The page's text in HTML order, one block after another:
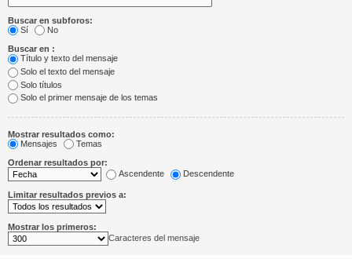
Buscar en subforos:
Sí
No
Buscar en :
Título y texto del mensaje
Solo el texto del mensaje
Solo títulos
Solo el primer mensaje de los temas
Mostrar resultados como:
Mensajes
Temas
Ordenar resultados por:
Ascendente
Descendente
Limitar resultados previos a:
Mostrar los primeros:
Caracteres del mensaje